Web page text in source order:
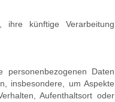
ihre künftige Verarbeitung
Daten
insbesondere, um Aspekte
Aufenthaltsort oder